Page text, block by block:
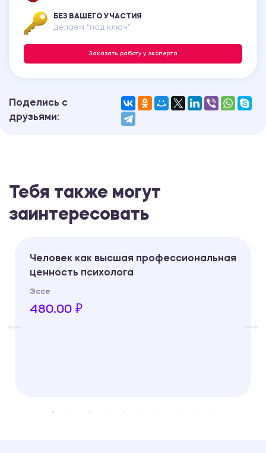
БЕЗ ВАШЕГО УЧАСТИЯ
делаем "под ключ"
Заказать работу у эксперта
Поделись с
друзьями:
Тебя также могут
заинтересовать
Человек как высшая профессиональная
ценность психолога
Эссе
480.00 ₽